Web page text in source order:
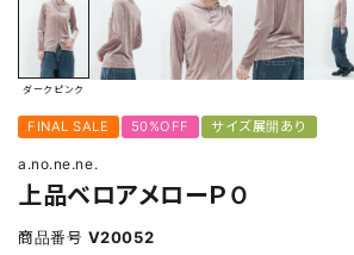
ダークピンク
FINAL SALE 50%OFF サイズ展開あり
a.no.ne.ne.
上品ベロアメローＰＯ
商品番号 V20052